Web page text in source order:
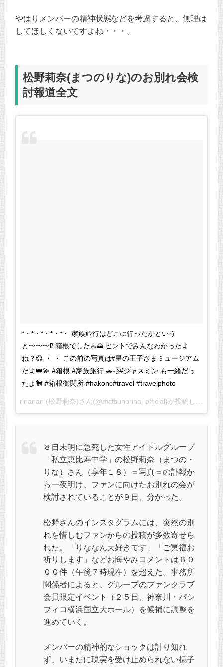
やはりメンバーの精神状態などを考慮すると、無理は
してほしくないですよね・・・。
松野莉奈(まつのりな)のお別れ会検
討報道全文
*・*・*・*・*・ 家族旅行はどこに行ったかという
と〜〜〜⁉️ 箱根でした♨️🗻 ヒントでみんなわかったよ
ね？💞 ・ ・ この前の写真は#星の王子さまミュージアム
だよ👑💫 #箱根 #家族旅行 🚗💨#ジャスミン も一緒だっ
たよ🐩 #箱根御関所 #hakone#travel #travelphoto
８日未明に急死した女性アイドルグループ
「私立恵比寿中学」の松野莉奈（まつの・
りな）さん（享年１８）＝写真＝の訃報か
ら一夜明け、ファンに向けたお別れの会が
検討されていることが９日、分かった。
松野さんのインスタグラムには、突然の別
れを惜しむファンからの投稿が多数寄せら
れた。「りななん大好きです」「ご冥福お
祈りします」などお悔やみコメントは６０
００件（午後７時現在）を超えた。事務所
関係者によると、グループのファンクラブ
会員限定イベント（２５日、神奈川・パシ
フィコ横浜国立大ホール）を候補に調整を
進めていく。
メンバーの精神的なショックは計り知れ
ず、いまだに現実を受け止められない様子